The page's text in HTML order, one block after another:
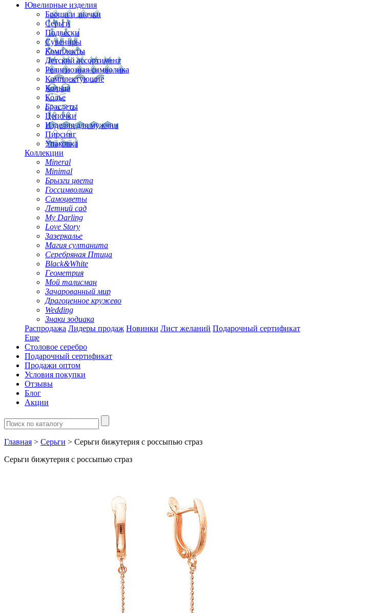
Ювелирные изделия
Броши и значки
Серьги
Подвески
Сувениры
Комплекты
Детский ассортимент
Религиозная символика
Комплектующие
Кольца
Колье
Браслеты
Цепочки
Изделия для мужчин
Пирсинг
Упаковка
Коллекции
Mineral
Minimal
Брызги цвета
Госсимволика
Самоцветы
Летний сад
My Darling
Love Story
Зазеркалье
Магия султанита
Серебряная Птица
Black&White
Геометрия
Мой талисман
Зачарованный мир
Драгоценное кружево
Wedding
Знаки зодиака
Распродажа Лидеры продаж Новинки Лист желаний Подарочный сертификат
Еще
Столовое серебро
Подарочный сертификат
Продажи оптом
Условия покупки
Отзывы
Блог
Акции
Главная > Серьги > Серьги бижутерия с россыпью страз
Серьги бижутерия с россыпью страз